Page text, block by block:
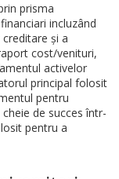
prisma
incluzând
și a
cost/venituri,
activelor
principal folosit
pentru
de succes într-
pentru a